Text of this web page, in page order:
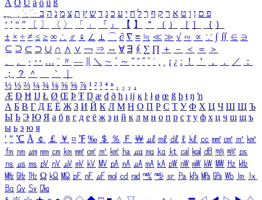
Ä Ö Ü ä ö ü ß
ִֶֹ ֻּ ׁׂ פ ם ן ו ט א ר ק ף ך ל ח י ע כ ג ד ש ץ ת צ מ נ ה ב
‘ ’ “ ” 〔 〕 〈 〉 「 」 『 』 【 】 ＂ （ ） ［ ］ ｛ ｝
± × ÷ ≠ ≤ ≥ ∞ ∴ ♂ ♀ ∠ ⊥ ⌒ ∂ ∇ ≡ ≒ ≪ ≫ √ ∽ ∝ ∵ ∫ ∬ ∈ ∋
⊆ ⊇ ⊂ ⊃ ∪ ∩ ∧ ∨ ￢ ⇒ ⇔ ∀ ∃ ∮ ∑ ∏ ＋ － ＜ ＝
＞
、
。 · ‥ … ¨ 〃 ― ＼ ∼ ´ ～ ˇ ˘ ˝ ˚ ˙ ¸ ¡ ¿ ː ！ ＇ ， ． ／
：
；
？ ＾ ｀
½ ⅓ ⅔ ¼ ¾ ⅛ ⅜ ⅝ ⅞ ¹ ² ³ ⁴ ⁿ ₁ ₂ ₃ ₄
Æ Ð Ħ Ĳ Ł Ø Œ Þ Ŧ Ŋ æ đ ð ħ ı ĳ ĸ ŀ ł ø œ ß þ ŧ ŋ ŉ
А Б В Г Д Е Ё Ж З И Й К Л М Н О П Р С Т У Ф Х Ц Ч Ш Щ Ъ
Ы Ь Э Ю Я а б в г д е ё ж з и й к л м н о п р с т у ф х ц ч ш щ ъ
ы ь э ю я
′ ″ ℃ Å ￠ ￡ ￥ ¤ ℉ ‰ ＄ ％ Ｆ ￦ ㎕ ㎖ ㎗ ℓ ㎘ ㏄ ㎣ ㎤ ㎥ ㎦
㎙ ㎚ ㎛ ㎜ ㎝ ㎞ ㎟ ㎠ ㎡ ㎢ ㏊ ㎍ ㎎ ㎏ ㏏ ㎈ ㎉ ㏈ ㎧ ㎨ ㎰
㎱ ㎲ ㎳ ㎴ ㎵ ㎶ ㎷ ㎸ ㎹ ㎀ ㎁ ㎂ ㎃ ㎄ ㎺ ㎻ ㎽ ㎾ ㎿ ㎐ ㎑
㎒ ㎓ ㎔ Ω ㏀ ㏁ ㎊ ㎋ ㎌ ㏖ ㏅ ㎭ ㎮ ㎯ ㏛ ㎩ ㎪ ㎫ ㎬ ㏝ ㏐
㏓
㏃ ㏉ ㏜ ㏆